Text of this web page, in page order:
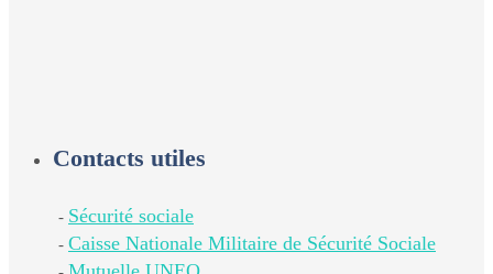
Contacts utiles
- Sécurité sociale
- Caisse Nationale Militaire de Sécurité Sociale